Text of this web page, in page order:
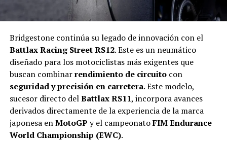
Bridgestone continúa su legado de innovación con el
Battlax Racing Street RS12. Este es un neumático
diseñado para los motociclistas más exigentes que
buscan combinarrendimiento de circuitocon
seguridad y precisión en carretera. Este modelo,
sucesor directo delBattlax RS11, incorpora avances
derivados directamente de la experiencia de la marca
japonesa enMotoGP y el campeonatoFIM Endurance
World Championship (EWC).